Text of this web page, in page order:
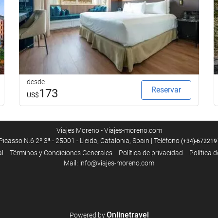
Servicios de recepción
Recepción 24 horas
Guardaequipaje
Caja fuerte
Cambio de divisa
Información turística
Piscina
desde
US$173 Reservar
Viajes Moreno - Viajes-moreno.com
N.6 2º 3ª - 25001 - Lleida, Catalonia, Spain | Teléfono (+34)-
Términos y Condiciones Generales Polí­tica de privacidad
Política
Mail: info@viajes-moreno.com
Powered byOnlinetravel